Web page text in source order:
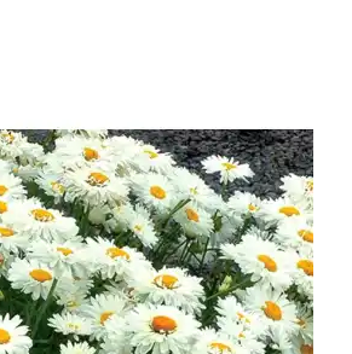
УСЛОВИЯ РАБОТЫ
КОНТАКТЫ